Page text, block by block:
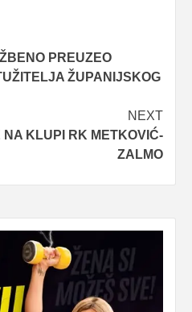
PREUZEO
ŽUPANIJSKOG
NEXT
KLUPI RK METKOVIĆ-
ZALMO